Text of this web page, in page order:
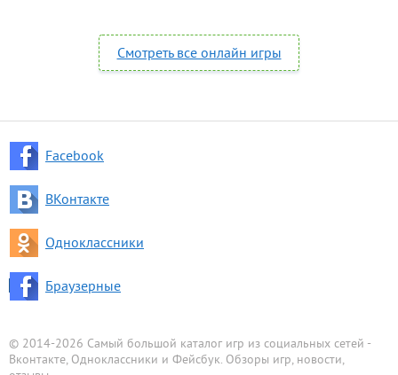
Смотреть все онлайн игры
Facebook
ВКонтакте
Одноклассники
Браузерные
© 2014-2026 Самый большой каталог игр из социальных сетей -
Вконтакте, Одноклассники и Фейсбук. Обзоры игр, новости,